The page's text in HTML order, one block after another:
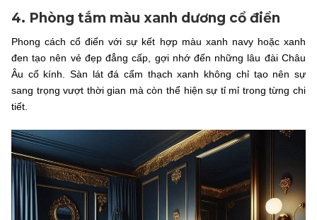
4. Phòng tắm màu xanh dương cổ điển
Phong cách cổ điển với sự kết hợp màu xanh navy hoặc xanh
đen tạo nên vẻ đẹp đẳng cấp, gợi nhớ đến những lâu đài Châu
Âu cổ kính. Sàn lát đá cẩm thạch xanh không chỉ tạo nên sự
sang trọng vượt thời gian mà còn thể hiện sự tỉ mỉ trong từng chi
tiết.